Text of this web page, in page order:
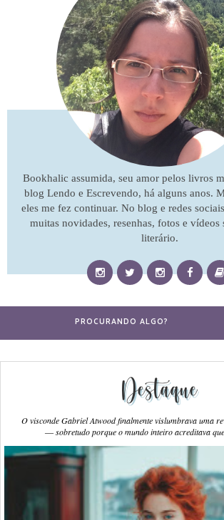
Bookhalic assumida, seu amor pelos livros
blog Lendo e Escrevendo, há alguns anos.
eles me fez continuar. No blog e redes
muitas novidades, resenhas, fotos e vídeos
literário.
Destaque
O visconde Gabriel Atwood finalmente vislumbrava uma
― sobretudo porque o mundo inteiro acreditava